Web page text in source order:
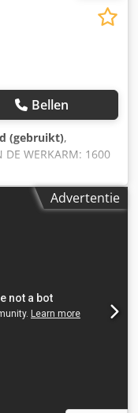
Bellen
(gebruikt),
DE WERKARM: 1600
mm: 45 mm MAX.
mm Chedpfx Asr
– 380 V / 50 Hz
Advertentie